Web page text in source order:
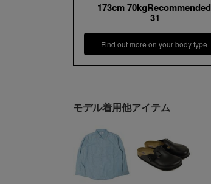
173cm 70kgRecommended
31
Find out more on your body type
モデル着用他アイテム